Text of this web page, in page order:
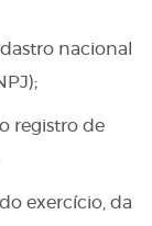
nacional
registro de
exercício, da